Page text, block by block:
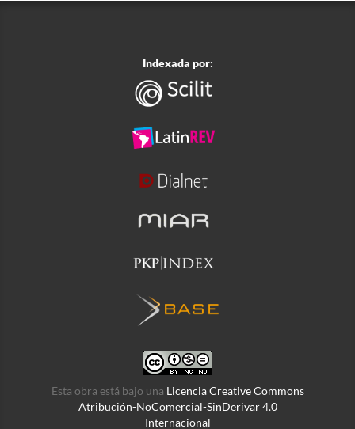
Indexada por:
Esta obra está bajo una Licencia Creative Commons
Atribución-NoComercial-SinDerivar 4.0
Internacional